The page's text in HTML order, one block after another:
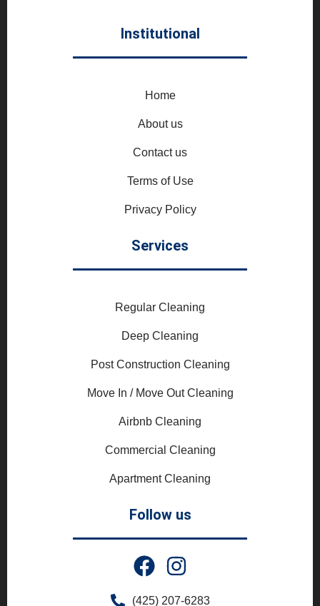
Institutional
Home
About us
Contact us
Terms of Use
Privacy Policy
Services
Regular Cleaning
Deep Cleaning
Post Construction Cleaning
Move In / Move Out Cleaning
Airbnb Cleaning
Commercial Cleaning
Apartment Cleaning
Follow us
(425) 207-6283